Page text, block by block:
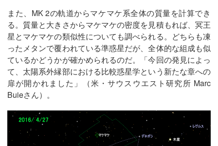
また、MK 2の軌道からマケマケ系全体の質量を計算でき
る。質量と大きさからマケマケの密度を見積もれば、冥王
星とマケマケの類似性についても調べられる。どちらも凍
ったメタンで覆われている準惑星だが、全体的な組成も似
ているかどうかが確かめられるのだ。「今回の発見によっ
て、太陽系外縁部における比較惑星学という新たな章への
扉が開かれました」（米・サウスウエスト研究所 Marc
Buieさん）。